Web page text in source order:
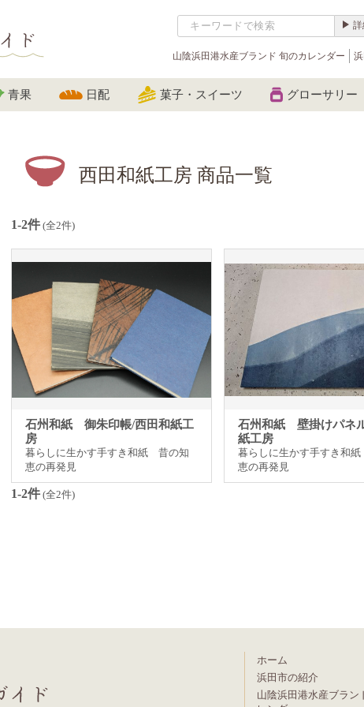
詳
山陰浜田港水産ブランド 旬のカレンダー
青果 日配 菓子・スイーツ グローサリー
西田和紙工房 商品一覧
1-2件 (全2件)
石州和紙 御朱印帳/西田和紙工
房
暮らしに生かす手すき和紙 昔の知
恵の再発見
石州和紙 壁掛けパネ
紙工房
暮らしに生かす手すき和
恵の再発見
1-2件 (全2件)
ホーム
浜田市の紹介
山陰浜田港水産ブラン